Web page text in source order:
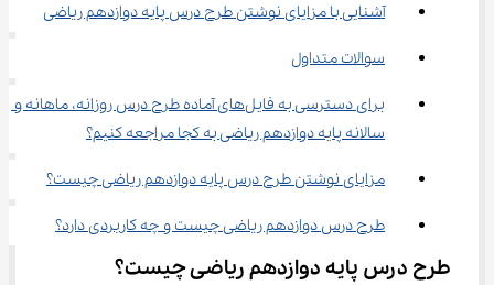
آشنایی با مزایای نوشتن طرح درس پایه دوازدهم ریاضی
سوالات متداول
برای دسترسی به فایل‌های آماده طرح درس روزانه، ماهانه و
سالانه پایه دوازدهم ریاضی به کجا مراجعه کنیم؟
مزایای نوشتن طرح درس پایه دوازدهم ریاضی چیست؟
طرح درس دوازدهم ریاضی چیست و چه کاربردی دارد؟
طرح درس پایه دوازدهم ریاضی چیست؟